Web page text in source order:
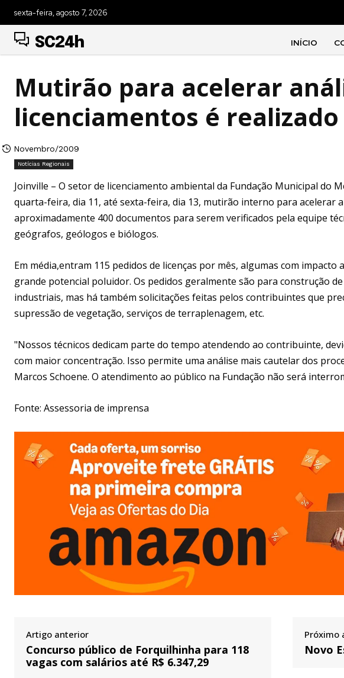
sexta-feira, agosto 7, 2026
SC24h INÍCIO
Mutirão para acelerar
licenciamentos é
Novembro/2009
Notícias Regionais
Joinville – O setor de licenciamento ambiental da Fundação Municipal do
quarta-feira, dia 11, até sexta-feira, dia 13, mutirão interno para acelerar
aproximadamente 400 documentos para serem verificados pela equipe
geógrafos, geólogos e biólogos.
Em média,entram 115 pedidos de licenças por mês, algumas com
grande potencial poluidor. Os pedidos geralmente são para construção
industriais, mas há também solicitações feitas pelos contribuintes que
supressão de vegetação, serviços de terraplenagem, etc.
"Nossos técnicos dedicam parte do tempo atendendo ao contribuinte,
com maior concentração. Isso permite uma análise mais cautelar dos
Marcos Schoene. O atendimento ao público na Fundação não será
Fonte: Assessoria de imprensa
Artigo anterior
Concurso público de Forquilhinha para 118
vagas com salários até R$ 6.347,29
Próximo
Novo